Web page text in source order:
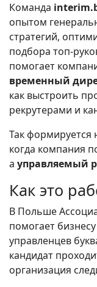
Команда
опытом
стратегий,
подбора топ-
помогает
временный
как выстроить
рекрутерами и
Так
когда компания
а управляемый
Как это
В Польше
помогает
управленцев
кандидат
организация